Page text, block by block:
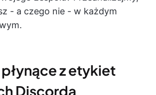
- a czego nie - w każdym
z etykiet
Discorda